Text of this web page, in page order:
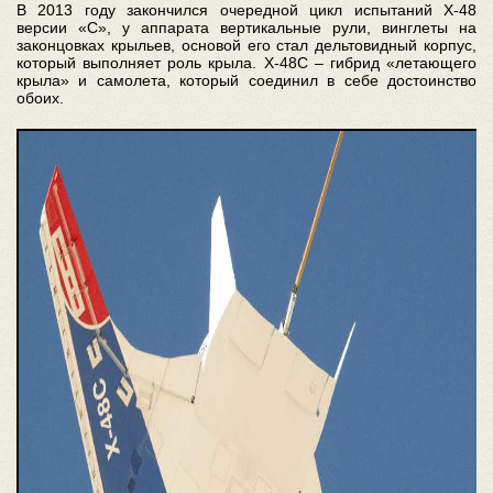
В 2013 году закончился очередной цикл испытаний Х-48
версии «С», у аппарата вертикальные рули, винглеты на
законцовках крыльев, основой его стал дельтовидный корпус,
который выполняет роль крыла. Х-48С – гибрид «летающего
крыла» и самолета, который соединил в себе достоинство
обоих.